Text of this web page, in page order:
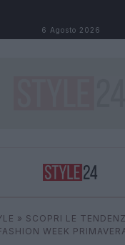
6 Agosto 2026
» SCOPRI LE
WEEK